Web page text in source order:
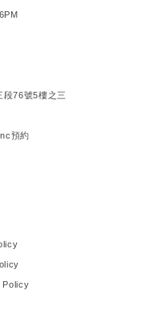
段76號5樓之三
預約
Policy